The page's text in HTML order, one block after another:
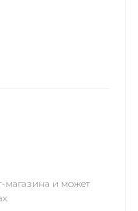
магазина и может